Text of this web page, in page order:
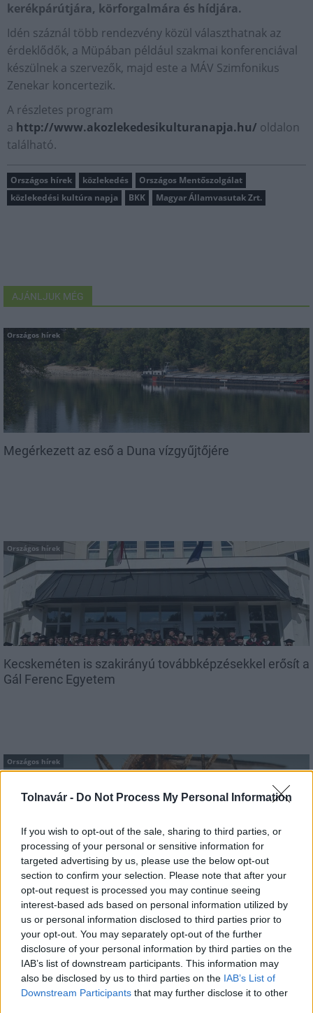
Tolnavár - Do Not Process My Personal Information
If you wish to opt-out of the sale, sharing to third parties, or
processing of your personal or sensitive information for
targeted advertising by us, please use the below opt-out
section to confirm your selection. Please note that after your
opt-out request is processed you may continue seeing
interest-based ads based on personal information utilized by
us or personal information disclosed to third parties prior to
your opt-out. You may separately opt-out of the further
disclosure of your personal information by third parties on the
IAB’s list of downstream participants. This information may
also be disclosed by us to third parties on the IAB’s List of
Downstream Participants that may further disclose it to other
kerékpárútjára, körforgalmára és hídjára.
Idén száznál több rendezvény közül választhatnak az
érdeklődők, a Müpában például szakmai konferenciával
készülnek a szervezők, majd este a MÁV Szimfonikus
Zenekar koncertezik.
A részletes program
a http://www.akozlekedesikulturanapja.hu/ oldalon
található.
Országos hírek közlekedés
Országos Mentőszolgálat
közlekedési kultúra napja
BKK Magyar Államvasutak Zrt.
AJÁNLJUK MÉG
Országos hírek
Megérkezett az eső a Duna vízgyűjtőjére
Országos hírek
Kecskeméten is szakirányú továbbképzésekkel erősít a
Gál Ferenc Egyetem
Országos hírek
A lakosságra is fontos szerep hárul a szúnyoginvázió
elkerülésében